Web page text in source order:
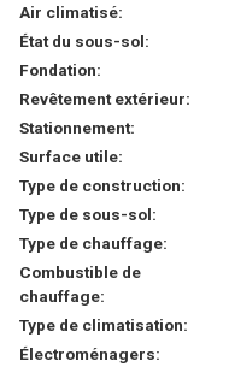
Air climatisé:
État du sous-sol:
Fondation:
Revêtement extérieur:
Stationnement:
Surface utile:
Type de construction:
Type de sous-sol:
Type de chauffage:
Combustible de
chauffage:
Type de climatisation:
Électroménagers: